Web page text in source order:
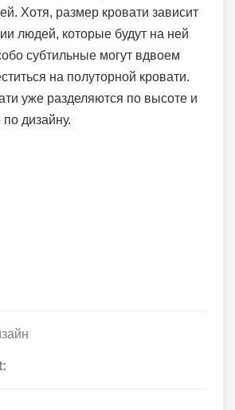
Хотя, размер кровати зависит
людей, которые будут на ней
субтильные могут вдвоем
на полуторной кровати.
уже разделяются по высоте и
дизайну.